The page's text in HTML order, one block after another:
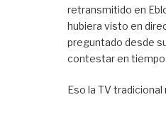
retransmitido en
hubiera visto en
preguntado desde
contestar en tiempo
Eso la TV tradicional